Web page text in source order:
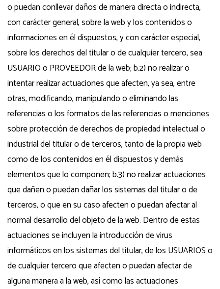
o puedan conllevar daños de manera directa o indirecta,
con carácter general, sobre la web y los contenidos o
informaciones en él dispuestos, y con carácter especial,
sobre los derechos del titular o de cualquier tercero, sea
USUARIO o PROVEEDOR de la web; b.2) no realizar o
intentar realizar actuaciones que afecten, ya sea, entre
otras, modificando, manipulando o eliminando las
referencias o los formatos de las referencias o menciones
sobre protección de derechos de propiedad intelectual o
industrial del titular o de terceros, tanto de la propia web
como de los contenidos en él dispuestos y demás
elementos que lo componen; b.3) no realizar actuaciones
que dañen o puedan dañar los sistemas del titular o de
terceros, o que en su caso afecten o puedan afectar al
normal desarrollo del objeto de la web. Dentro de estas
actuaciones se incluyen la introducción de virus
informáticos en los sistemas del titular, de los USUARIOS o
de cualquier tercero que afecten o puedan afectar de
alguna manera a la web, así como las actuaciones